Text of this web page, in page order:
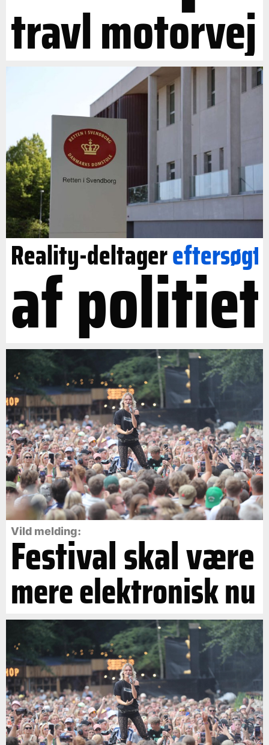
travl motorvej
Reality-deltagereftersøgt
af politiet
Vild melding:
Festival skal være
mere elektronisk nu